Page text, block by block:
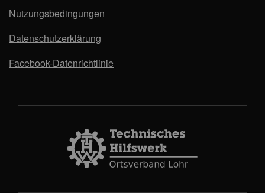
Nutzungsbedingungen
Datenschutzerklärung
Facebook-Datenrichtlinie